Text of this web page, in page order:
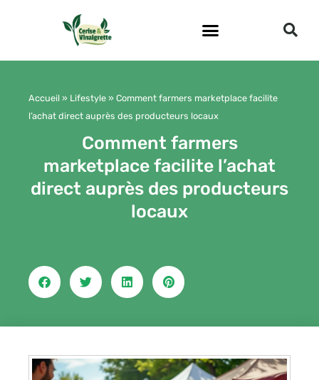
Accueil » Lifestyle » Comment farmers marketplace facilite
l’achat direct auprès des producteurs locaux
Comment farmers
marketplace facilite l’achat
direct auprès des producteurs
locaux